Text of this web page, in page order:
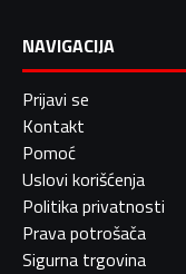
NAVIGACIJA
Prijavi se
Kontakt
Pomoć
Uslovi korišćenja
Politika privatnosti
Prava potrošača
Sigurna trgovina